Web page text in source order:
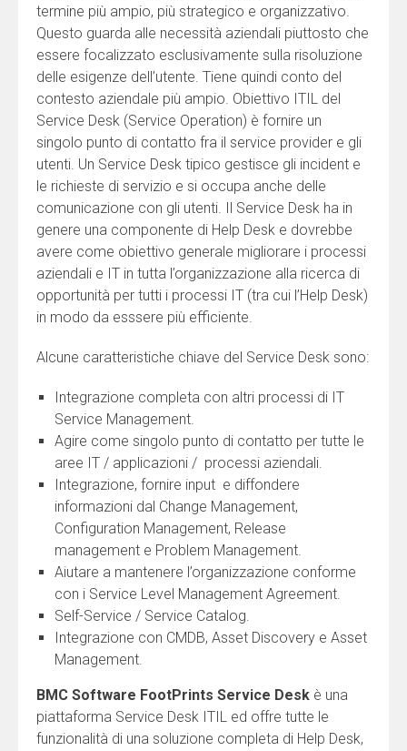
Cognome (richiesto)
Email (richiesto)
Societa' (richiesto)
Indirizzo
Provincia
CAP
Nazione
Telefono (richiesto)
Fax
termine più ampio, più strategico e organizzativo.
Questo guarda alle necessità aziendali piuttosto che
essere focalizzato esclusivamente sulla risoluzione
delle esigenze dell’utente. Tiene quindi conto del
contesto aziendale più ampio. Obiettivo ITIL del
Service Desk (Service Operation) è fornire un
singolo punto di contatto fra il service provider e gli
utenti. Un Service Desk tipico gestisce gli incident e
le richieste di servizio e si occupa anche delle
comunicazione con gli utenti. Il Service Desk ha in
genere una componente di Help Desk e dovrebbe
avere come obiettivo generale migliorare i processi
aziendali e IT in tutta l’organizzazione alla ricerca di
opportunità per tutti i processi IT (tra cui l’Help Desk)
in modo da esssere più efficiente.
Alcune caratteristiche chiave del Service Desk sono:
Integrazione completa con altri processi di IT
Service Management.
Agire come singolo punto di contatto per tutte le
aree IT / applicazioni / processi aziendali.
Integrazione, fornire input e diffondere
informazioni dal Change Management,
Configuration Management, Release
management e Problem Management.
Aiutare a mantenere l’organizzazione conforme
con i Service Level Management Agreement.
Self-Service / Service Catalog.
Integrazione con CMDB, Asset Discovery e Asset
Management.
BMC Software FootPrints Service Desk è una
piattaforma Service Desk ITIL ed offre tutte le
funzionalità di una soluzione completa di Help Desk,